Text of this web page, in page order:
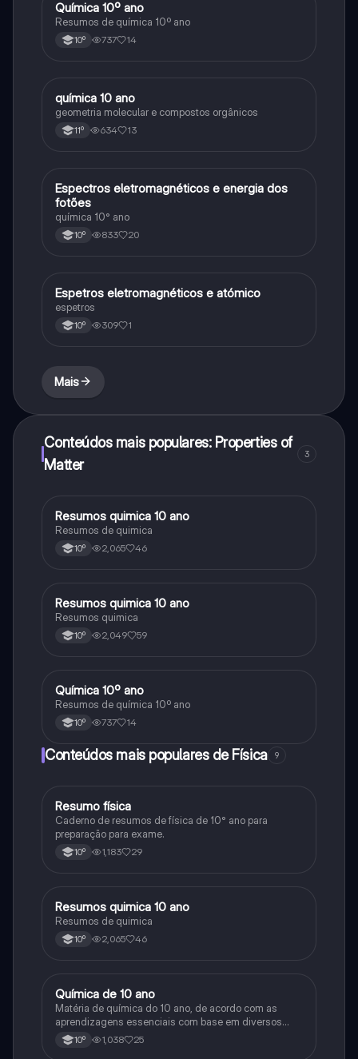
Química
Química 10º ano
Resumos de química 10º ano
10º 737 14
Química
química 10 ano
geometria molecular e compostos orgânicos
11º 634 13
Química
Espectros eletromagnéticos e energia dos
fotões
química 10° ano
10º 833 20
Química
Espetros eletromagnéticos e atómico
espetros
10º 309 1
Mais
Conteúdos mais populares: Properties of
Matter
3
Química
Resumos quimica 10 ano
Resumos de quimica
10º 2,065 46
Química
Resumos quimica 10 ano
Resumos quimica
10º 2,049 59
Química
Química 10º ano
Resumos de química 10º ano
10º 737 14
Conteúdos mais populares de Física 9
Física
Resumo física
Caderno de resumos de física de 10° ano para
preparação para exame.
10º 1,183 29
Química
Resumos quimica 10 ano
Resumos de quimica
10º 2,065 46
Química
Química de 10 ano
Matéria de química do 10 ano, de acordo com as
aprendizagens essenciais com base em diversos
recursos de modo a ser o mais completo possível.
Espero que isto ajude outros tanto quanto me ajudou a
10º 1,038 25